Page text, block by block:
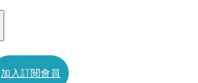
加入訂閱會員